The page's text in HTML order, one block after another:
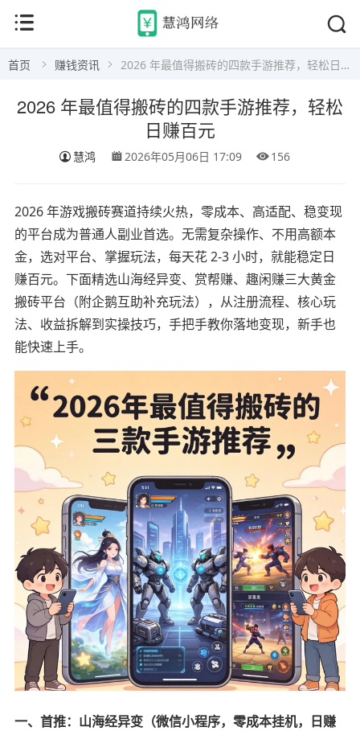
首页 赚钱资讯 2026 年最值得搬砖的四款手游推荐，轻松日赚百元
2026 年最值得搬砖的四款手游推荐，轻松
日赚百元
慧鸿 2026年05月06日 17:09 156
2026 年游戏搬砖赛道持续火热，零成本、高适配、稳变现
的平台成为普通人副业首选。无需复杂操作、不用高额本
金，选对平台、掌握玩法，每天花 2-3 小时，就能稳定日
赚百元。下面精选山海经异变、赏帮赚、趣闲赚三大黄金
搬砖平台（附企鹅互助补充玩法），从注册流程、核心玩
法、收益拆解到实操技巧，手把手教你落地变现，新手也
能快速上手。
一、首推：山海经异变（微信小程序，零成本挂机，日赚